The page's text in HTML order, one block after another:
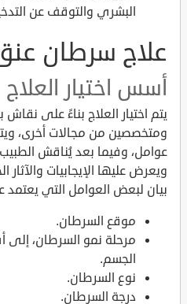
البشري والتوقف عن
علاج سرطان
أسس اختيار العلاج
يتم اختيار العلاج بناءً على
ومتخصصين من مجالات أخرى،
عوامل، وفيما بعد يُناقش الطبيب
ويعرض عليها الإيجابيات والآثار
بيان لبعض العوامل التي يعتمد
موقع السرطان.
مرحلة نمو السرطان،
الجسم.
نوع السرطان.
درجة السرطان.